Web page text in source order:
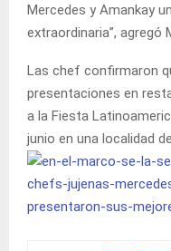
Mercedes y Amankay
extraordinaria”, agregó
Las chef confirmaron
presentaciones en
a la Fiesta
junio en una localidad